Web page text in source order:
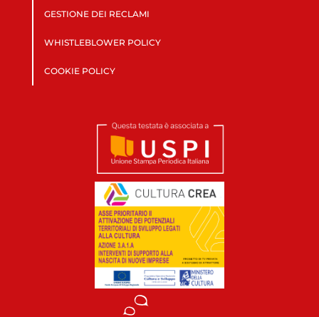
GESTIONE DEI RECLAMI
WHISTLEBLOWER POLICY
COOKIE POLICY